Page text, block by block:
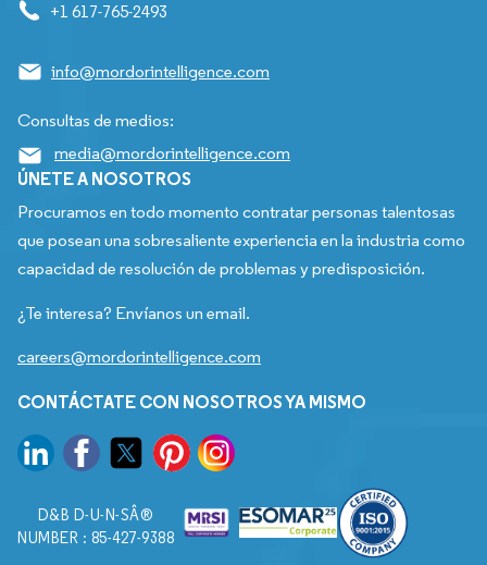
+1 617-765-2493
info@mordorintelligence.com
Consultas de medios:
media@mordorintelligence.com
ÚNETE A NOSOTROS
Procuramos en todo momento contratar personas talentosas
que posean una sobresaliente experiencia en la industria como
capacidad de resolución de problemas y predisposición.
¿Te interesa? Envíanos un email.
careers@mordorintelligence.com
CONTÁCTATE CON NOSOTROS YA MISMO
D&B D-U-N-SÂ®
NUMBER : 85-427-9388